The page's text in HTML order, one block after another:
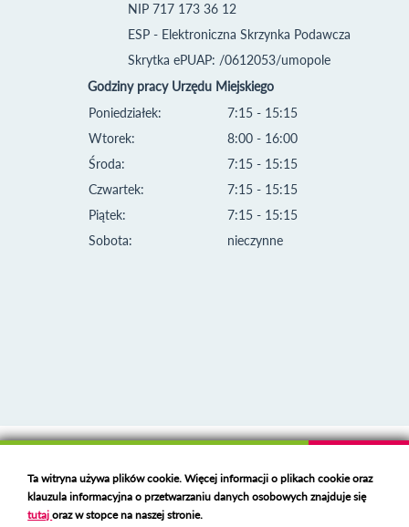
NIP 717 173 36 12
ESP - Elektroniczna Skrzynka Podawcza
Skrytka ePUAP: /0612053/umopole
Godziny pracy Urzędu Miejskiego
Poniedziałek:
Wtorek:
Środa:
Czwartek:
Piątek:
Sobota:
7:15 - 15:15
8:00 - 16:00
7:15 - 15:15
7:15 - 15:15
7:15 - 15:15
nieczynne
Deklaracja dostępności
Polski serwer RBLhttps://polspam.pl/
Ta witryna używa plików cookie. Więcej informacji o plikach cookie oraz
klauzula informacyjna o przetwarzaniu danych osobowych znajduje się
tutajoraz w stopce na naszej stronie.